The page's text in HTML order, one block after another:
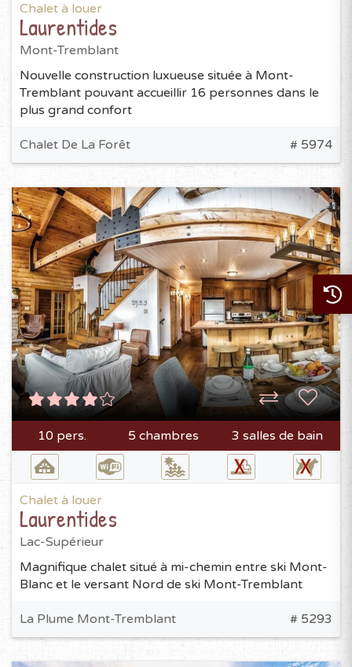
Chalet à louer
Laurentides
Mont-Tremblant
Nouvelle construction luxueuse située à Mont-
Tremblant pouvant accueillir 16 personnes dans le
plus grand confort
Chalet De La Forêt # 5974
10 pers. 5 chambres 3 salles de bain
Chalet à louer
Laurentides
Lac-Supérieur
Magnifique chalet situé à mi-chemin entre ski Mont-
Blanc et le versant Nord de ski Mont-Tremblant
La Plume Mont-Tremblant # 5293